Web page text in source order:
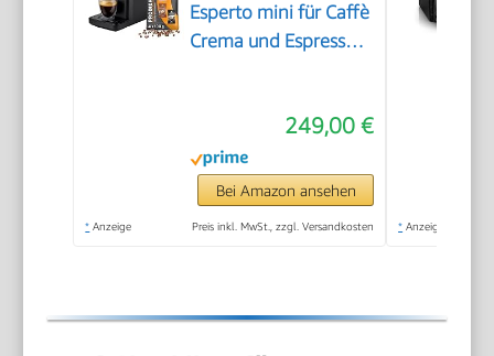
Esperto mini für Caffè
Crema und Espresso,
geeignet für jede
Küche, Camping,
Studentenapartment,
Schwarz - INKLUSIVE
249,00 €
Bei Amazon ansehen
* Anzeige Preis inkl. MwSt., zzgl. Versandkosten * Anzeige